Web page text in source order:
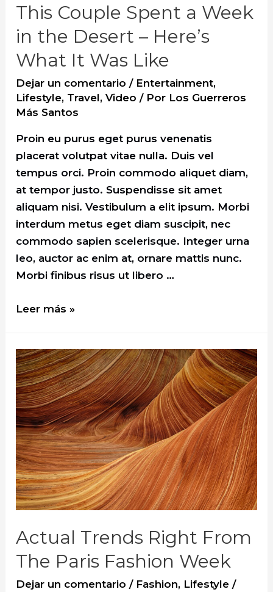
This Couple Spent a Week
in the Desert – Here’s
What It Was Like
Dejar un comentario / Entertainment,
Lifestyle, Travel,Video / Por Los Guerreros
Más Santos
Proin eu purus eget purus venenatis
placerat volutpat vitae nulla. Duis vel
tempus orci. Proin commodo aliquet diam,
at tempor justo. Suspendisse sit amet
aliquam nisi. Vestibulum a elit ipsum. Morbi
interdum metus eget diam suscipit, nec
commodo sapien scelerisque. Integer urna
leo, auctor ac enim at, ornare mattis nunc.
Morbi finibus risus ut libero …
This
a
Week
in
the
Desert
–
Here’s
What
It
Was
Like
Leer más »
Actual Trends Right From
The Paris Fashion Week
Dejar un comentario / Fashion, Lifestyle /